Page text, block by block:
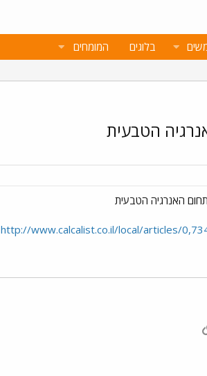
בלוגים המומחים
הטבעית
האנרגיה הטבעית
http://www.calcalist.co.il/local/articles/
אלקטרוני